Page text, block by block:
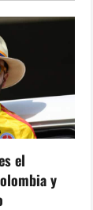
el
y